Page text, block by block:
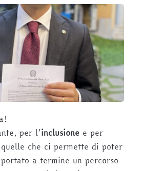
per l’inclusione e per
che ci permette di poter
a termine un percorso